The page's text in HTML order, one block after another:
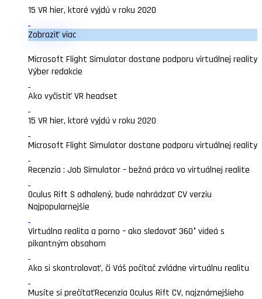
15 VR hier, ktoré vyjdú v roku 2020
Zobraziť viac
Microsoft Flight Simulator dostane podporu virtuálnej reality
Výber redakcie
Ako vyčistiť VR headset
15 VR hier, ktoré vyjdú v roku 2020
Microsoft Flight Simulator dostane podporu virtuálnej reality
Recenzia : Job Simulator – bežná práca vo virtuálnej realite
Oculus Rift S odhalený, bude nahrádzať CV verziu
Najpopularnejšie
Virtuálna realita a porno – ako sledovať 360° videá s
pikantným obsahom
Ako si skontrolovať, či Váš počítač zvládne virtuálnu realitu
Musíte si prečítaťRecenzia Oculus Rift CV, najznámejšieho